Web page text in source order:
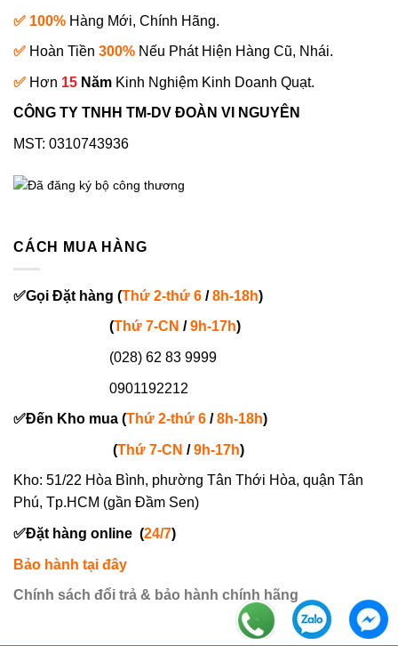
✅ 100% Hàng Mới, Chính Hãng.
✅ Hoàn Tiền 300% Nếu Phát Hiện Hàng Cũ, Nhái.
✅ Hơn 15 Năm Kinh Nghiệm Kinh Doanh Quạt.
CÔNG TY TNHH TM-DV ĐOÀN VI NGUYÊN
MST: 0310743936
CÁCH MUA HÀNG
✅Gọi Đặt hàng (Thứ 2-thứ 6 /8h-18h)
(Thứ 7-CN /9h-17h)
(028) 62 83 9999
0901192212
✅Đến Kho mua (Thứ 2-thứ 6 /8h-18h)
(Thứ 7-CN /9h-17h)
Kho: 51/22 Hòa Bình, phường Tân Thới Hòa, quận Tân
Phú, Tp.HCM (gần Đầm Sen)
✅Đặt hàng online (24/7)
Bảo hành tại đây
Chính sách đổi trả & bảo hành chính hãng